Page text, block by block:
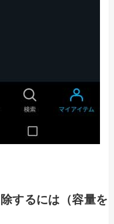
するには（容量を